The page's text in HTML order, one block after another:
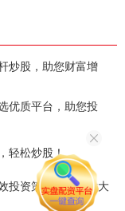
炒股，助您财富增
优质平台，助您投
轻松炒股！
投资策略，轻松放大